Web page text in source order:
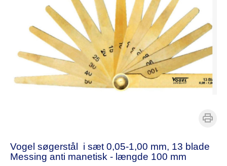
Vogel søgerstål i sæt 0,05-1,00 mm, 13 blade
Messing anti manetisk - længde 100 mm